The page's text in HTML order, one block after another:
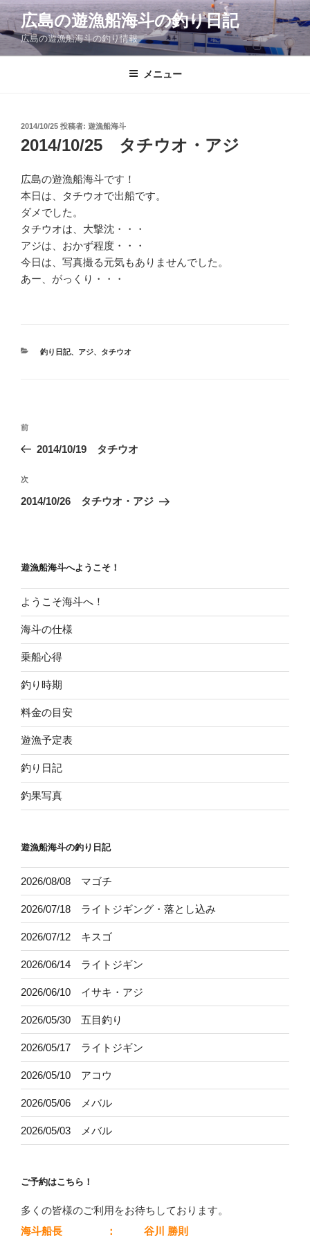
コ
ン
ン
広島の遊漁船海斗の釣り日記
広島の遊漁船海斗の釣り情報
メニュー
投
稿
日:
2014/10/25 投稿者: 遊漁船海斗
2014/10/25 タチウオ・アジ
広島の遊漁船海斗です！
本日は、タチウオで出船です。
ダメでした。
タチウオは、大撃沈・・・
アジは、おかず程度・・・
今日は、写真撮る元気もありませんでした。
あー、がっくり・・・
カ
釣り日記、 アジ、 タチウオ
投
ビ
ゲ
ン
前
の
稿
前
2014/10/19 タチウオ
次
の
次
2014/10/26 タチウオ・アジ
遊漁船海斗へようこそ！
ようこそ海斗へ！
海斗の仕様
乗船心得
釣り時期
料金の目安
遊漁予定表
釣り日記
釣果写真
遊漁船海斗の釣り日記
2026/08/08 マゴチ
2026/07/18 ライトジギング・落とし込み
2026/07/12 キスゴ
2026/06/14 ライトジギン
2026/06/10 イサキ・アジ
2026/05/30 五目釣り
2026/05/17 ライトジギン
2026/05/10 アコウ
2026/05/06 メバル
2026/05/03 メバル
ご予約はこちら！
多くの皆様のご利用をお待ちしております。
海斗船長
： 谷川 勝則